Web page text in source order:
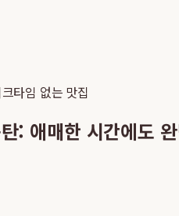
타임 없는 맛집
: 애매한 시간에도